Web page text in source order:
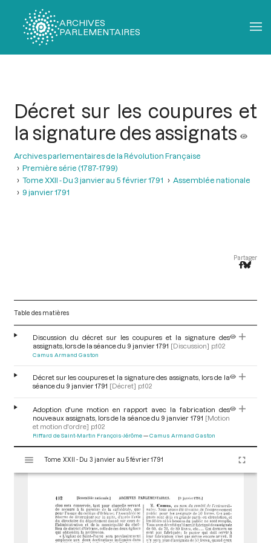
ARCHIVES
PARLEMENTAIRES
Décret sur les coupures et
la signature des assignats
Archives parlementaires de la Révolution Française
Première série (1787-1799)
Tome XXII - Du 3 janvier au 5 février 1791
Assemblée nationale
9 janvier 1791
Partager
Table des matières
Discussion du décret sur les coupures et la signature des
assignats, lors de la séance du 9 janvier 1791 [Discussion] p.102
Camus Armand Gaston
Décret sur les coupures et la signature des assignats, lors de la
séance du 9 janvier 1791 [Décret] p.102
Adoption d'une motion en rapport avec la fabrication des
nouveaux assignats, lors de la séance du 9 janvier 1791 [Motion
et motion d'ordre] p.102
Riffard de Saint-Martin François-Jérôme Camus Armand Gaston
s
Tome XXII - Du 3 janvier au 5 février 1791